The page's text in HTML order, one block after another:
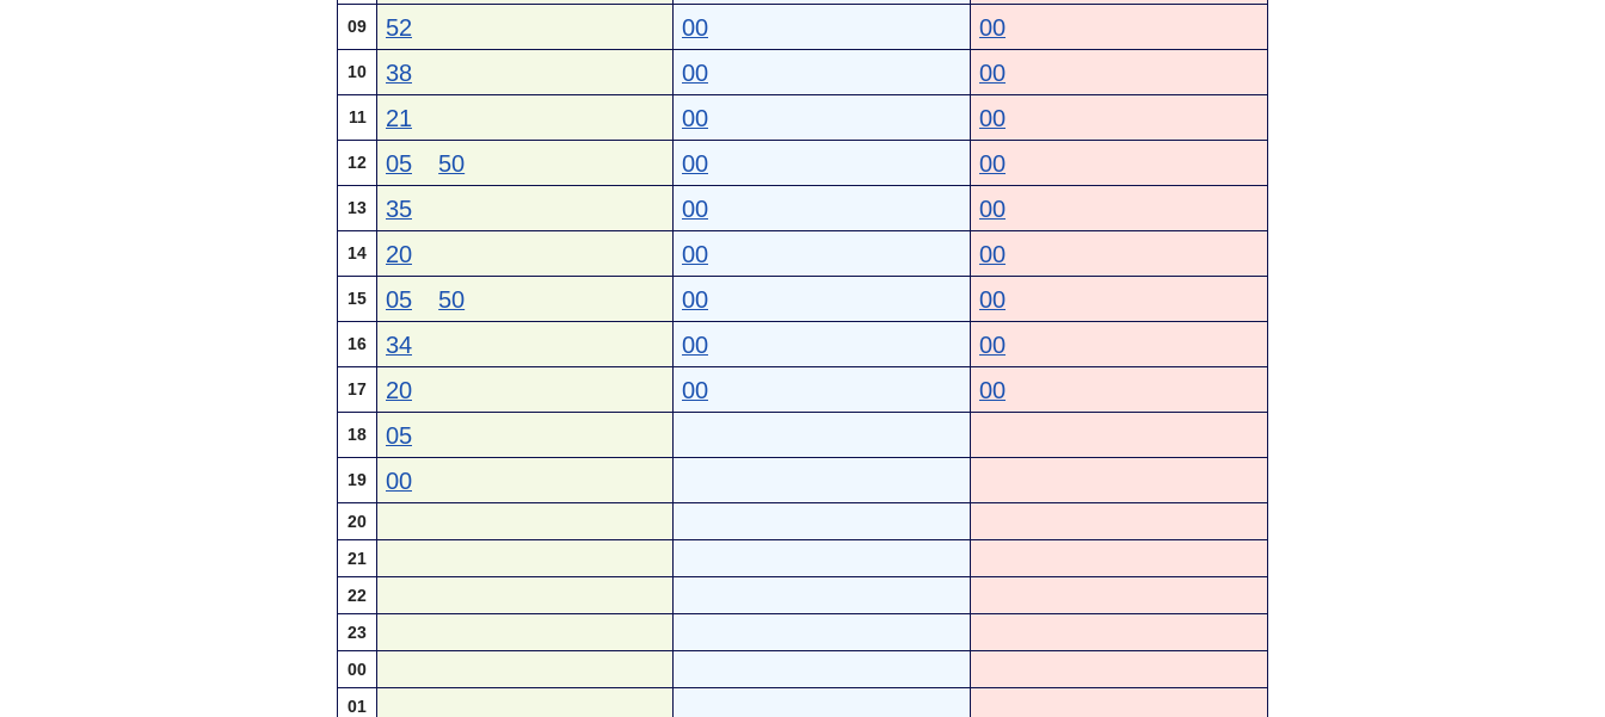
09 52 00 00
10 38 00 00
11 21 00 00
12 05 50 00 00
13 35 00 00
14 20 00 00
15 05 50 00 00
16 34 00 00
17 20 00 00
18 05
19 00
20
21
22
23
00
01